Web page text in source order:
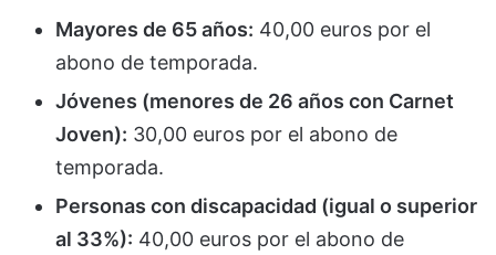
Mayores de 65 años: 40,00 euros por el
abono de temporada.
Jóvenes (menores de 26 años con Carnet
Joven): 30,00 euros por el abono de
temporada.
Personas con discapacidad (igual o superior
al 33%): 40,00 euros por el abono de